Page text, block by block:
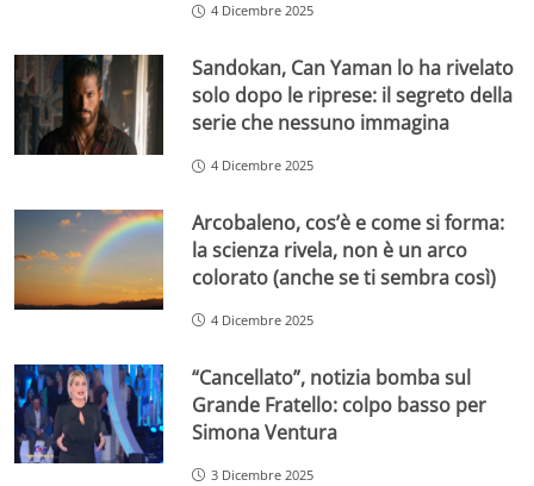
4 Dicembre 2025
Sandokan, Can Yaman lo ha rivelato
solo dopo le riprese: il segreto della
serie che nessuno immagina
4 Dicembre 2025
Arcobaleno, cos’è e come si forma:
la scienza rivela, non è un arco
colorato (anche se ti sembra così)
4 Dicembre 2025
“Cancellato”, notizia bomba sul
Grande Fratello: colpo basso per
Simona Ventura
3 Dicembre 2025